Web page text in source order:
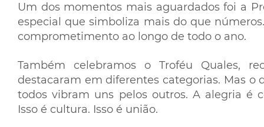
Um dos momentos mais aguardados foi a
especial que simboliza mais do que
comprometimento ao longo de todo o ano.
Também celebramos o Troféu Quales,
destacaram em diferentes categorias. Mas
todos vibram uns pelos outros. A alegria é
Isso é cultura. Isso é união.